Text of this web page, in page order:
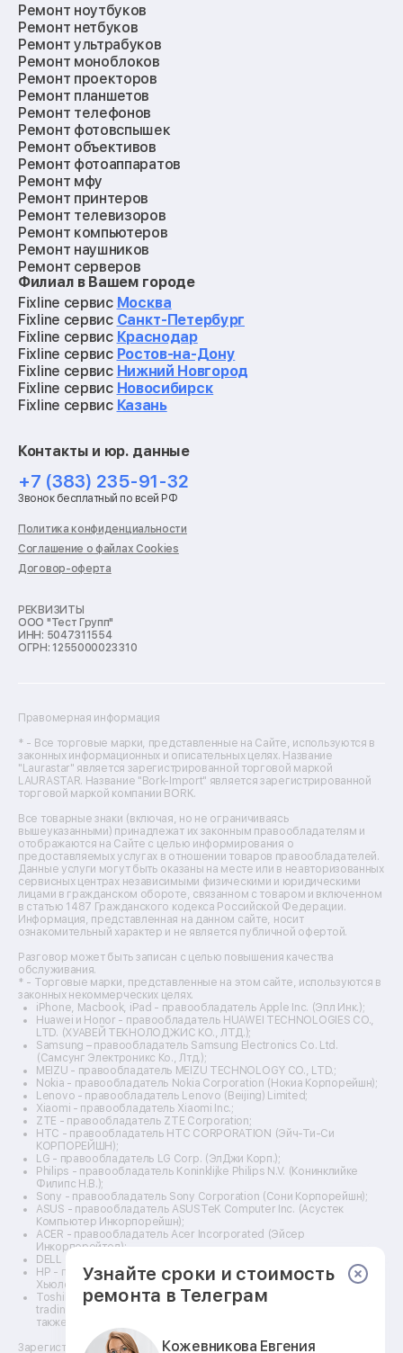
Ремонт ноутбуков
Ремонт нетбуков
Ремонт ультрабуков
Ремонт моноблоков
Ремонт проекторов
Ремонт планшетов
Ремонт телефонов
Ремонт фотовспышек
Ремонт объективов
Ремонт фотоаппаратов
Ремонт мфу
Ремонт принтеров
Ремонт телевизоров
Ремонт компьютеров
Ремонт наушников
Ремонт серверов
Ремонт мониторов
Ремонт квадрокоптеров
Ремонт электросамокатов
Ремонт материнских плат
Ремонт видеокарт
Ремонт кофемашин
Ремонт vr систем
Ремонт игровых приставок
Ремонт роботов-пылесосов
Ремонт холодильников
Ремонт стиральных машин
Ремонт пылесосов
Ремонт варочных панелей
Ремонт духовых шкафов
Ремонт кондиционеров
Ремонт кухонных комбайнов
Ремонт морозильных камер
Ремонт отпаривателей
Ремонт плоттеров
Ремонт фенов
Ремонт цифровых биноклей
Ремонт тепловизоров
Ремонт массажных кресел
Ремонт водонагревателей
Ремонт вытяжек
Ремонт источников бесперебойного питания
Ремонт пароварок
Ремонт микшерных пультов
Ремонт dj-пультов
Ремонт кухонных плит
Ремонт стедикамов
Ремонт оптических прицелов
Ремонт электровелосипедов
Ремонт видеокамер
Ремонт эхолотов
Ремонт 3d-принтеров
Ремонт прицелов ночного видения
Ремонт винных шкафов
Ремонт выпрямителей
Ремонт сушилок для рук
Ремонт дальномеров
Ремонт снегоуборщиков
Филиал в Вашем городе
Fixline сервис Москва
Fixline сервис Санкт-Петербург
Fixline сервис Краснодар
Fixline сервис Ростов-на-Дону
Fixline сервис Нижний Новгород
Fixline сервис Новосибирск
Fixline сервис Казань
Контакты и юр. данные
+7 (383) 235-91-32
Звонок бесплатный по всей РФ
Политика конфиденциальности
Соглашение о файлах Cookies
Договор-оферта
РЕКВИЗИТЫ
ООО "Тест Групп"
ИНН: 5047311554
ОГРН: 1255000023310
Правомерная информация
* - Все торговые марки, представленные на Сайте, используются в
законных информационных и описательных целях. Название
"Laurastar" является зарегистрированной торговой маркой
LAURASTAR. Название "Bork-Import" является зарегистрированной
торговой маркой компании BORK.
Все товарные знаки (включая, но не ограничиваясь
вышеуказанными) принадлежат их законным правообладателям и
отображаются на Сайте с целью информирования о
предоставляемых услугах в отношении товаров правообладателей.
Данные услуги могут быть оказаны на месте или в неавторизованных
сервисных центрах независимыми физическими и юридическими
лицами в гражданском обороте, связанном с товаром и включенном
в статью 1487 Гражданского кодекса Российской Федерации.
Информация, представленная на данном сайте, носит
ознакомительный характер и не является публичной офертой.
Разговор может быть записан с целью повышения качества
обслуживания.
* - Торговые марки, представленные на этом сайте, используются в
законных некоммерческих целях.
iPhone, Macbook, iPad - правообладатель Apple Inc. (Эпл Инк.);
Huawei и Honor - правообладатель HUAWEI TECHNOLOGIES CO.,
LTD. (ХУАВЕЙ ТЕКНОЛОДЖИС КО., ЛТД.);
Samsung – правообладатель Samsung Electronics Co. Ltd.
(Самсунг Электроникс Ко., Лтд.);
MEIZU - правообладатель MEIZU TECHNOLOGY CO., LTD.;
Nokia - правообладатель Nokia Corporation (Нокиа Корпорейшн);
Lenovo - правообладатель Lenovo (Beijing) Limited;
Xiaomi - правообладатель Xiaomi Inc.;
ZTE - правообладатель ZTE Corporation;
HTC - правообладатель HTC CORPORATION (Эйч-Ти-Си
КОРПОРЕЙШН);
LG - правообладатель LG Corp. (ЭлДжи Корп.);
Philips - правообладатель Koninklijke Philips N.V. (Конинклийке
Филипс Н.В.);
Sony - правообладатель Sony Corporation (Сони Корпорейшн);
ASUS - правообладатель ASUSTeK Computer Inc. (Асустек
Компьютер Инкорпорейшн);
ACER - правообладатель Acer Incorporated (Эйсер
Инкорпорейтед);
DELL - правообладатель Dell Inc.(Делл Инк.);
HP - правообладатель HP Hewlett-Packard Group LLC (ЭйчПи
Хьюлетт Паккард Груп ЛЛК);
Toshiba - правообладатель KABUSHIKI KAISHA TOSHIBA, also
trading as Toshiba Corporation (КАБУШИКИ КАЙША ТОШИБА
также торгующая как Тосиба Корпорейшн).
Зарегистрированные товарные знаки используются для описания
Узнайте сроки и стоимость
ремонта в Телеграм
Кожевникова Евгения